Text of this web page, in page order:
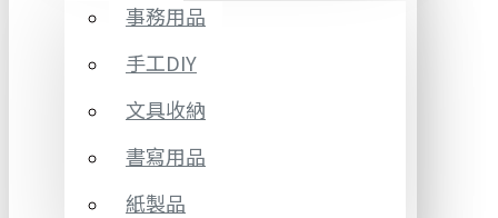
事務用品
手工DIY
文具收納
書寫用品
紙製品